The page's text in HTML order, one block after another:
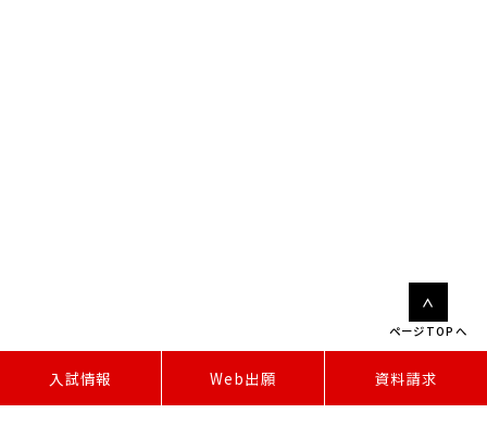
入試情報 Web出願 資料請求
ページTOPへ